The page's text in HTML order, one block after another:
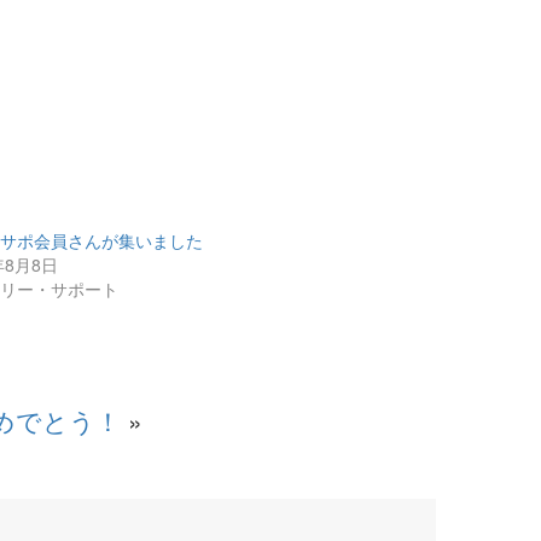
ポ会員さんが集いました
月8日
ー・サポート
とう！ »